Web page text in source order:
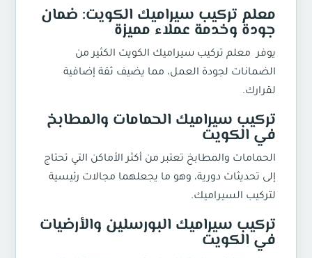
معلم تركيب سيراميك الكويت: ضمان
جودة وخدمة عملاء مميزة
يوفر معلم تركيب سيراميك الكويت الكثير من
الضمانات لجودة العمل، مما يضيف ثقة إضافية
لقرارك.
تركيب سيراميك الحمامات والمطابخ
في الكويت
الحمامات والمطابخ تعتبر من أكثر الأماكن التي تحتاج
إلى تحديثات دورية، وهو ما يجعلهما مجالات رئيسية
لتركيب السيراميك.
تركيب سيراميك البورسلين والأرضيات
في الكويت